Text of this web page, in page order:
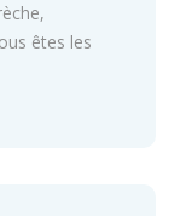
êtes les